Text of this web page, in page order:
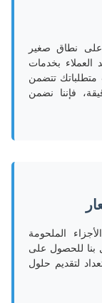
نطاق صغير
بخدمات
متطلباتك تتضمن
فإننا نضمن
الملحومة
بنا للحصول على
لتقديم حلول